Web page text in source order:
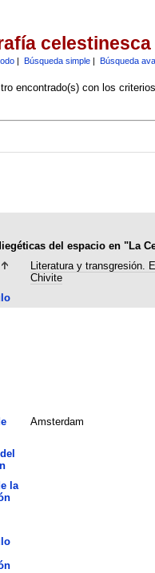
celestinesca
| Búsqueda simple| Búsqueda
encontrado(s) con los
del espacio en "La
Literatura y transgresión.
Chivite
Amsterdam
la